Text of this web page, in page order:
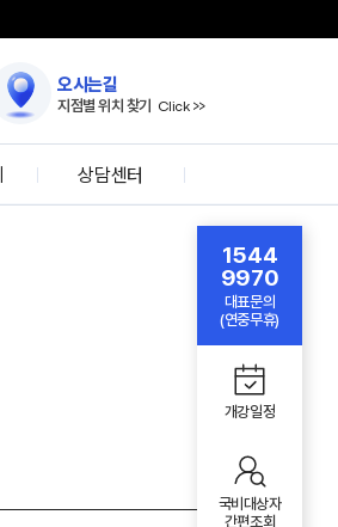
오시는길
지점별 위치 찾기 Click >>
상담센터
1544
9970
대표문의
(연중무휴)
개강일정
국비대상자
간편조회